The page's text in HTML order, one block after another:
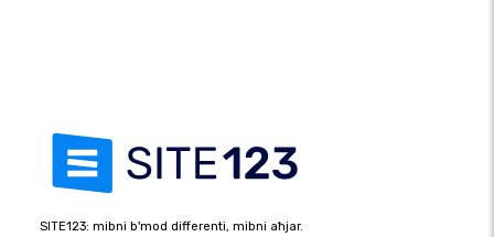
SITE123: mibni b'mod differenti, mibni aħjar.